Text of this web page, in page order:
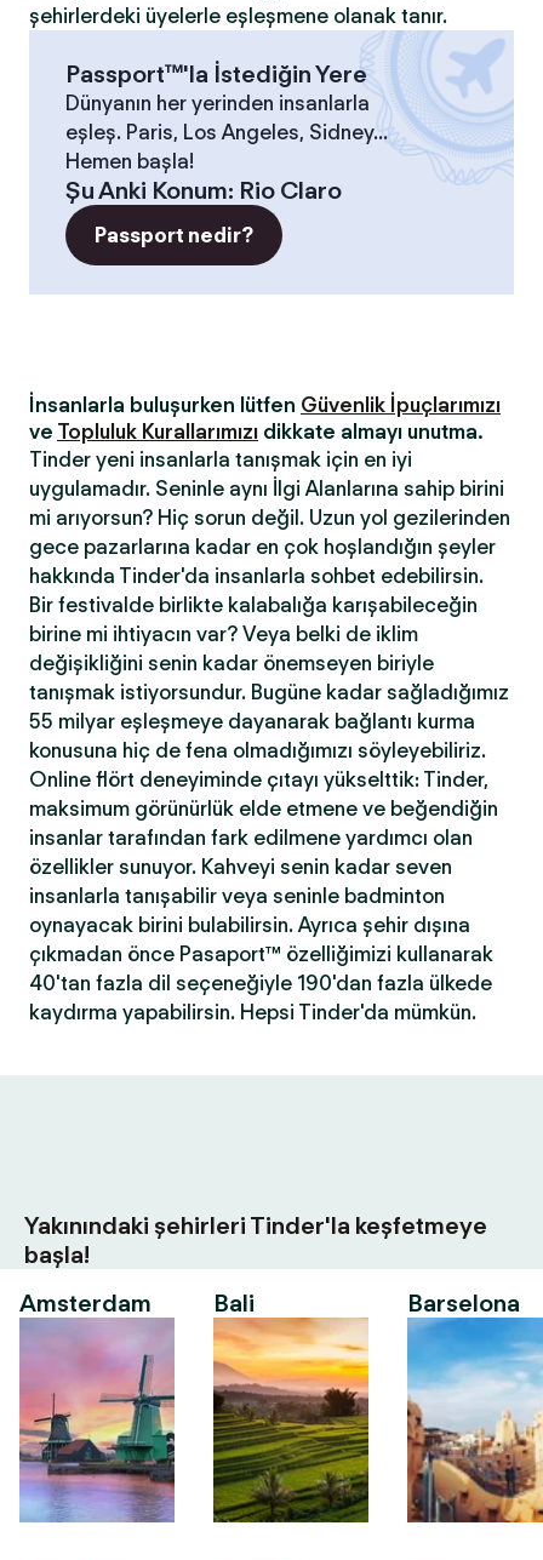
şehirlerdeki üyelerle eşleşmene olanak tanır.
Passport™'la İstediğin Yere
Dünyanın her yerinden insanlarla
eşleş. Paris, Los Angeles, Sidney...
Hemen başla!
Şu Anki Konum: Rio Claro
Passport nedir?
İnsanlarla buluşurken lütfen Güvenlik İpuçlarımızı
ve Topluluk Kurallarımızı dikkate almayı unutma.
Tinder yeni insanlarla tanışmak için en iyi
uygulamadır. Seninle aynı İlgi Alanlarına sahip birini
mi arıyorsun? Hiç sorun değil. Uzun yol gezilerinden
gece pazarlarına kadar en çok hoşlandığın şeyler
hakkında Tinder'da insanlarla sohbet edebilirsin.
Bir festivalde birlikte kalabalığa karışabileceğin
birine mi ihtiyacın var? Veya belki de iklim
değişikliğini senin kadar önemseyen biriyle
tanışmak istiyorsundur. Bugüne kadar sağladığımız
55 milyar eşleşmeye dayanarak bağlantı kurma
konusuna hiç de fena olmadığımızı söyleyebiliriz.
Online flört deneyiminde çıtayı yükselttik: Tinder,
maksimum görünürlük elde etmene ve beğendiğin
insanlar tarafından fark edilmene yardımcı olan
özellikler sunuyor. Kahveyi senin kadar seven
insanlarla tanışabilir veya seninle badminton
oynayacak birini bulabilirsin. Ayrıca şehir dışına
çıkmadan önce Pasaport™ özelliğimizi kullanarak
40'tan fazla dil seçeneğiyle 190'dan fazla ülkede
kaydırma yapabilirsin. Hepsi Tinder'da mümkün.
Yakınındaki şehirleri Tinder'la keşfetmeye
başla!
Amsterdam
Bali Barselona